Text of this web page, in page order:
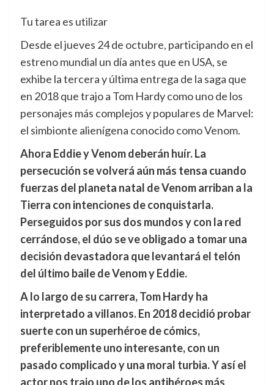
Tu tarea es utilizar
Desde el jueves 24 de octubre, participando en el
estreno mundial un día antes que en USA, se
exhibe la tercera y última entrega de la saga que
en 2018 que trajo a Tom Hardy como uno de los
personajes más complejos y populares de Marvel:
el simbionte alienígena conocido como Venom.
Ahora Eddie y Venom deberán huír. La
persecución se volverá aún más tensa cuando
fuerzas del planeta natal de Venom arriban a la
Tierra con intenciones de conquistarla.
Perseguidos por sus dos mundos y con la red
cerrándose, el dúo se ve obligado a tomar una
decisión devastadora que levantará el telón
del último baile de Venom y Eddie.
A lo largo de su carrera, Tom Hardy ha
interpretado a villanos. En 2018 decidió probar
suerte con un superhéroe de cómics,
preferiblemente uno interesante, con un
pasado complicado y una moral turbia. Y así el
actor nos trajo uno de los antihéroes más